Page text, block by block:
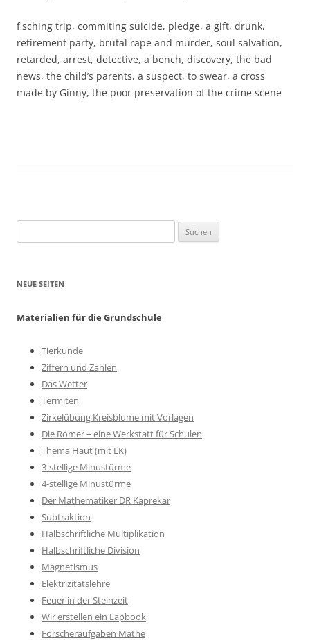
fisching trip, commiting suicide, pledge, a gift, drunk,
retirement party, brutal rape and murder, soul salvation,
retarded, arrest, detective, a bench, discovery, the bad
news, the child’s parents, a suspect, to swear, a cross
made by Ginny, the poor preservation of the crime scene
nach:
NEUE SEITEN
Materialien für die Grundschule
Tierkunde
Ziffern und Zahlen
Das Wetter
Termiten
Zirkelübung Kreisblume mit Vorlagen
Die Römer – eine Werkstatt für Schulen
Thema Haut (mit LK)
3-stellige Minustürme
4-stellige Minustürme
Der Mathematiker DR Kaprekar
Subtraktion
Halbschriftliche Multiplikation
Halbschriftliche Division
Magnetismus
Elektrizitätslehre
Feuer in der Steinzeit
Wir erstellen ein Lapbook
Forscheraufgaben Mathe